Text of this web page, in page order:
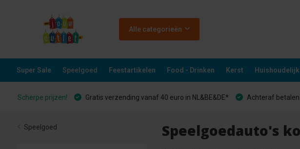
Alle categorieën
Super Sale Speelgoed Feestartikelen Food - Drinken Kerst Huishoudelijk
Scherpe prijzen! Gratis verzending vanaf 40 euro in NL&BE&DE* Achteraf
Speelgoed Speelgoedauto's